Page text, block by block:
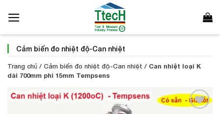
qua
dung
Cảm biến đo nhiệt độ-Can nhiệt
Trang chủ / Cảm biến đo nhiệt độ-Can nhiệt / Can nhiệt loại K
dài 700mm phi 15mm Tempsens